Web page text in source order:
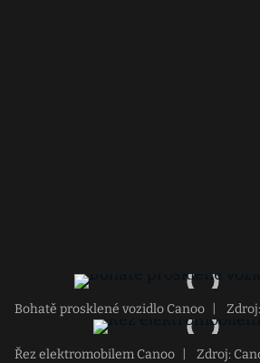
Bohatě prosklené vozidlo Canoo
Řez elektromobilem Canoo Zdroj: